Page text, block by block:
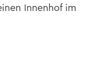
Innenhof im